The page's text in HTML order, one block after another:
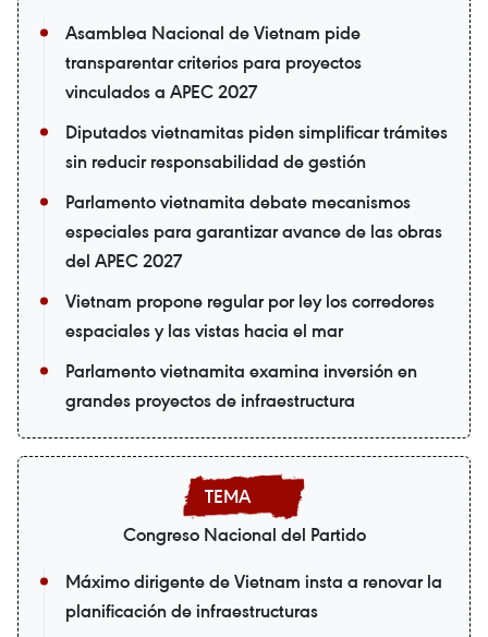
Asamblea Nacional de Vietnam pide
transparentar criterios para proyectos
vinculados a APEC 2027
Diputados vietnamitas piden simplificar trámites
sin reducir responsabilidad de gestión
Parlamento vietnamita debate mecanismos
especiales para garantizar avance de las obras
del APEC 2027
Vietnam propone regular por ley los corredores
espaciales y las vistas hacia el mar
Parlamento vietnamita examina inversión en
grandes proyectos de infraestructura
Congreso Nacional del Partido
Máximo dirigente de Vietnam insta a renovar la
planificación de infraestructuras